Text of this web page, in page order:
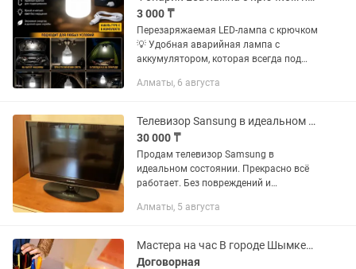
3 000 ₸
Перезаряжаемая LED-лампа с крючком
💡 Удобная аварийная лампа с
аккумулятором, которая всегда под
через Type-C — кабель в комплекте. 💡 2
Алматы, 6 августа
Телевизор Sansung в идеальном состоянии
30 000 ₸
Продам телевизор Samsung в
идеальном состоянии. Прекрасно всё
работает. Без повреждений и
никогда не был в ремонте. Покупали в
имеет...
Алматы, 5 августа
Мастера на час В городе Шымкенти
Договорная